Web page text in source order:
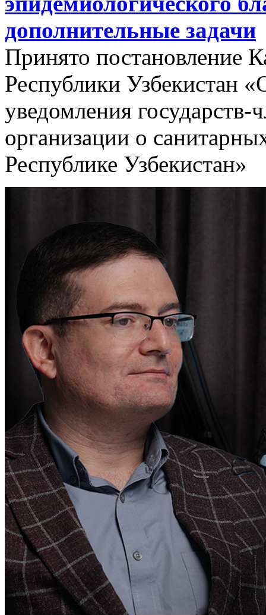
дополнительные задачи
Принято постановление
Республики Узбекистан
уведомления
организации о
Республике Узбекистан»